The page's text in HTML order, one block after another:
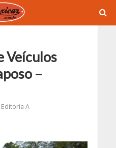
Veículos
–
Editoria A